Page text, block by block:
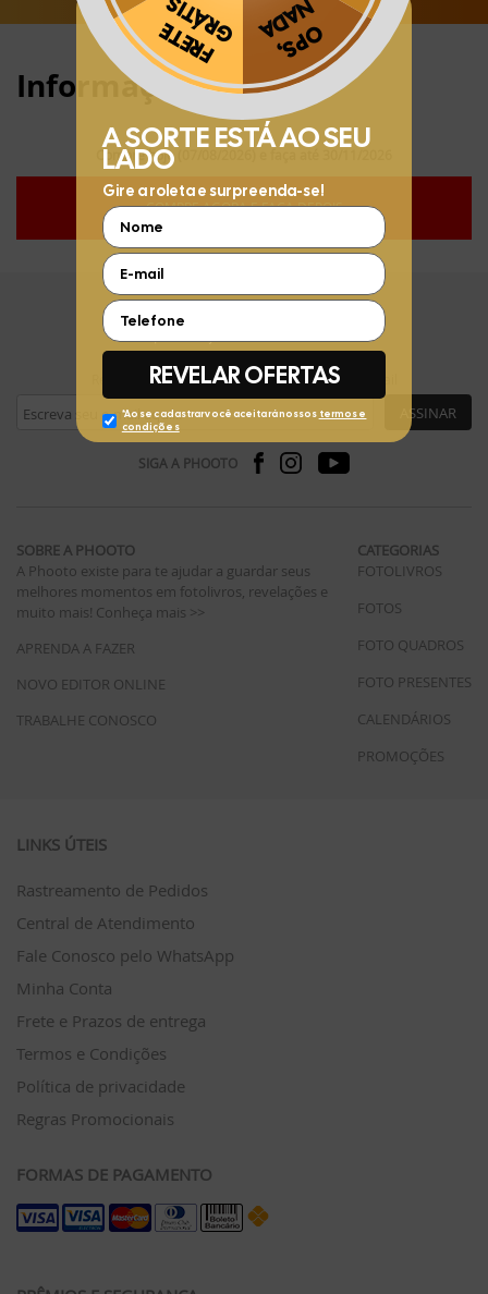
Informações:
Compre hoje (07/08/2026) e faça até 30/11/2026
COMPRE AGORA E FAÇA DEPOIS
Receba ofertas exclusivas da Phooto no seu e-mail
ASSINAR
Obrigado por se cadastrar na
Aproveite e receba as novidades e ofertas exclusivas da
SIGA A PHOOTO
SOBRE A PHOOTO
A Phooto existe para te ajudar a guardar seus
melhores momentos em fotolivros, revelações e
muito mais! Conheça mais >>
APRENDA A FAZER
NOVO EDITOR ONLINE
TRABALHE CONOSCO
CATEGORIAS
FOTOLIVROS
FOTOS
FOTO QUADROS
FOTO PRESENTES
CALENDÁRIOS
PROMOÇÕES
LINKS ÚTEIS
Rastreamento de Pedidos
Central de Atendimento
Fale Conosco pelo WhatsApp
Minha Conta
Frete e Prazos de entrega
Termos e Condições
Política de privacidade
Regras Promocionais
FORMAS DE PAGAMENTO